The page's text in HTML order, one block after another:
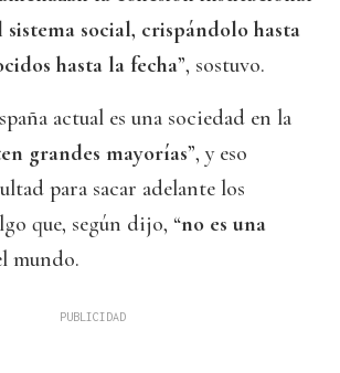
social, crispándolo hasta
hasta la fecha”, sostuvo.
actual es una sociedad en la
grandes mayorías”, y eso
para sacar adelante los
que, según dijo, “no es una
mundo.